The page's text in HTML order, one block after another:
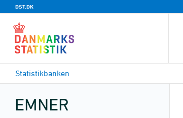
DST.DK
Statistikbanken
EMNER